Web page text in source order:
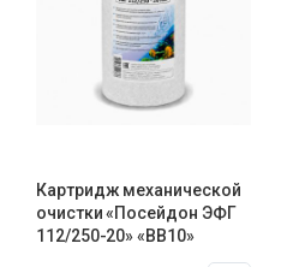
Картридж механической
очистки «Посейдон ЭФГ
112/250-20» «ВВ10»